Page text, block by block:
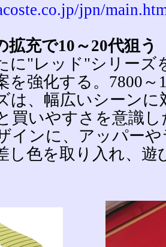
jpn/
拡充で10～20代狙う
に"レッド"シリーズ
を強化する。7800～
は、幅広いシーン
買いやすさを意識
インに、アッパー
し色を取り入れ、遊